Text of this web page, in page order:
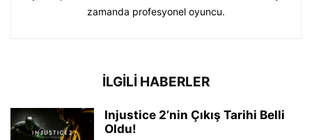
zamanda profesyonel oyuncu.
İLGİLİ HABERLER
Injustice 2’nin Çıkış Tarihi Belli
Oldu!